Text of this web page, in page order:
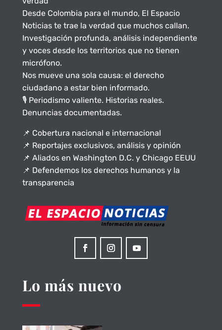
Desde Colombia para el mundo, El Espacio
Noticias te trae la verdad que muchos callan.
Investigación profunda, análisis independiente
y voces desde los territorios que no tienen
micrófono.
Nos mueve una sola causa: el derecho
ciudadano a estar bien informado.
🎙️ Periodismo valiente. Historias reales.
Denuncias documentadas.
📌 Cobertura nacional e internacional
📌 Reportajes exclusivos, análisis y opinión
📌 Aliados en Washington D.C. y Chicago EEUU
📌 Defendemos los derechos humanos y la
transparencia
Lo más nuevo